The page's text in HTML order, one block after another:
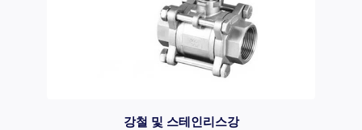
강철 및 스테인리스강